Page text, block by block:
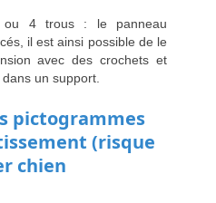
4 trous : le panneau
il est ainsi possible de le
avec des crochets et
un support.
pictogrammes
(risque
chien